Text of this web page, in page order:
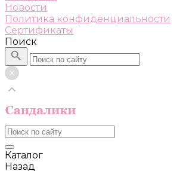
Новости
Политика конфиденциальности
Сертификаты
Поиск
Каталог
Назад